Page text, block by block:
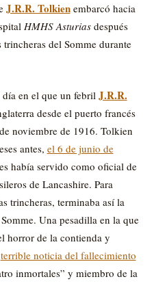
J.R.R. Tolkienembarcó hacia
HMHS Asturiasdespués
del Somme durante
en el que un febril J.R.R.
desde el puerto francés
noviembre de 1916. Tolkien
antes, el 6 de junio de
había servido como oficial de
de Lancashire. Para
trincheras, terminaba así la
Una pesadilla en la que
horror de la contienda y
terrible noticia del fallecimiento
inmortales” y miembro de la